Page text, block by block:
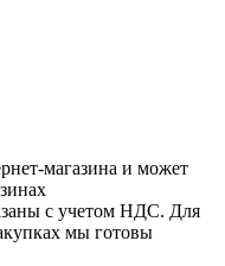
магазина и может
с учетом НДС. Для
мы готовы